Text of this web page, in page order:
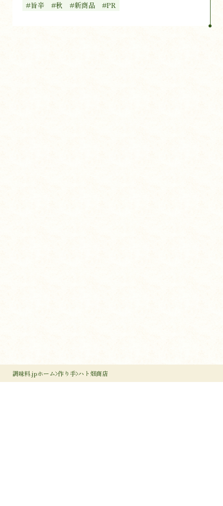
#旨辛
#秋 #新商品 #PR
調味料.jpホーム 作り手 ハト畑商店